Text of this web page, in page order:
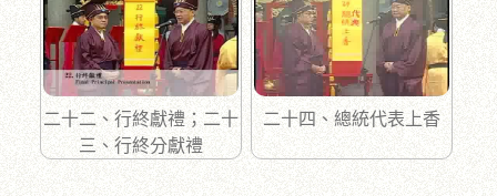
二十二、行終獻禮；二十
三、行終分獻禮
二十四、總統代表上香